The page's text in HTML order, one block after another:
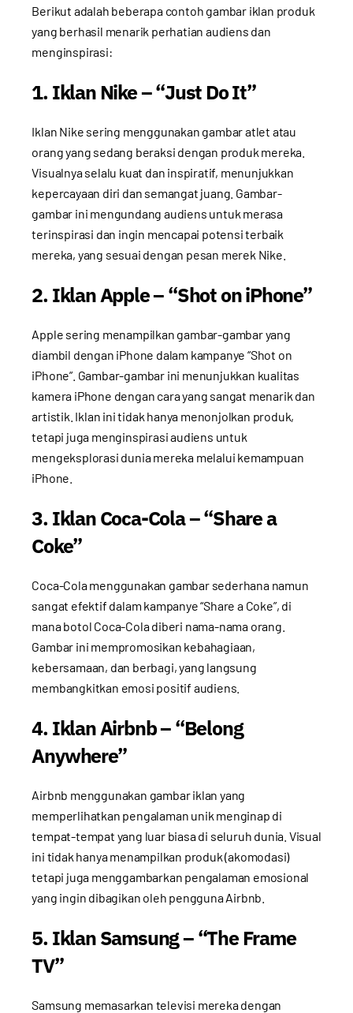
Berikut adalah beberapa contoh gambar iklan produk
yang berhasil menarik perhatian audiens dan
menginspirasi:
1. Iklan Nike – “Just Do It”
Iklan Nike sering menggunakan gambar atlet atau
orang yang sedang beraksi dengan produk mereka.
Visualnya selalu kuat dan inspiratif, menunjukkan
kepercayaan diri dan semangat juang. Gambar-
gambar ini mengundang audiens untuk merasa
terinspirasi dan ingin mencapai potensi terbaik
mereka, yang sesuai dengan pesan merek Nike.
2. Iklan Apple – “Shot on iPhone”
Apple sering menampilkan gambar-gambar yang
diambil dengan iPhone dalam kampanye “Shot on
iPhone”. Gambar-gambar ini menunjukkan kualitas
kamera iPhone dengan cara yang sangat menarik dan
artistik. Iklan ini tidak hanya menonjolkan produk,
tetapi juga menginspirasi audiens untuk
mengeksplorasi dunia mereka melalui kemampuan
iPhone.
3. Iklan Coca-Cola – “Share a
Coke”
Coca-Cola menggunakan gambar sederhana namun
sangat efektif dalam kampanye “Share a Coke”, di
mana botol Coca-Cola diberi nama-nama orang.
Gambar ini mempromosikan kebahagiaan,
kebersamaan, dan berbagi, yang langsung
membangkitkan emosi positif audiens.
4. Iklan Airbnb – “Belong
Anywhere”
Airbnb menggunakan gambar iklan yang
memperlihatkan pengalaman unik menginap di
tempat-tempat yang luar biasa di seluruh dunia. Visual
ini tidak hanya menampilkan produk (akomodasi)
tetapi juga menggambarkan pengalaman emosional
yang ingin dibagikan oleh pengguna Airbnb.
5. Iklan Samsung – “The Frame
TV”
Samsung memasarkan televisi mereka dengan